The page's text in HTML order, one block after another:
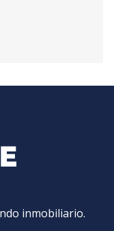
inmobiliario.